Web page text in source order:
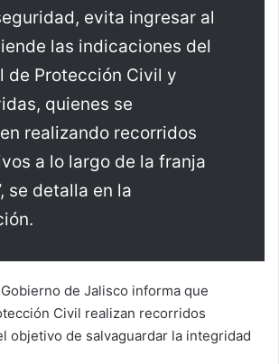
evita ingresar al
las indicaciones del
de Protección Civil y
quienes se
realizando recorridos
a lo largo de la franja
se detalla en la
de Jalisco informa que
Civil realizan recorridos
objetivo de salvaguardar la integridad